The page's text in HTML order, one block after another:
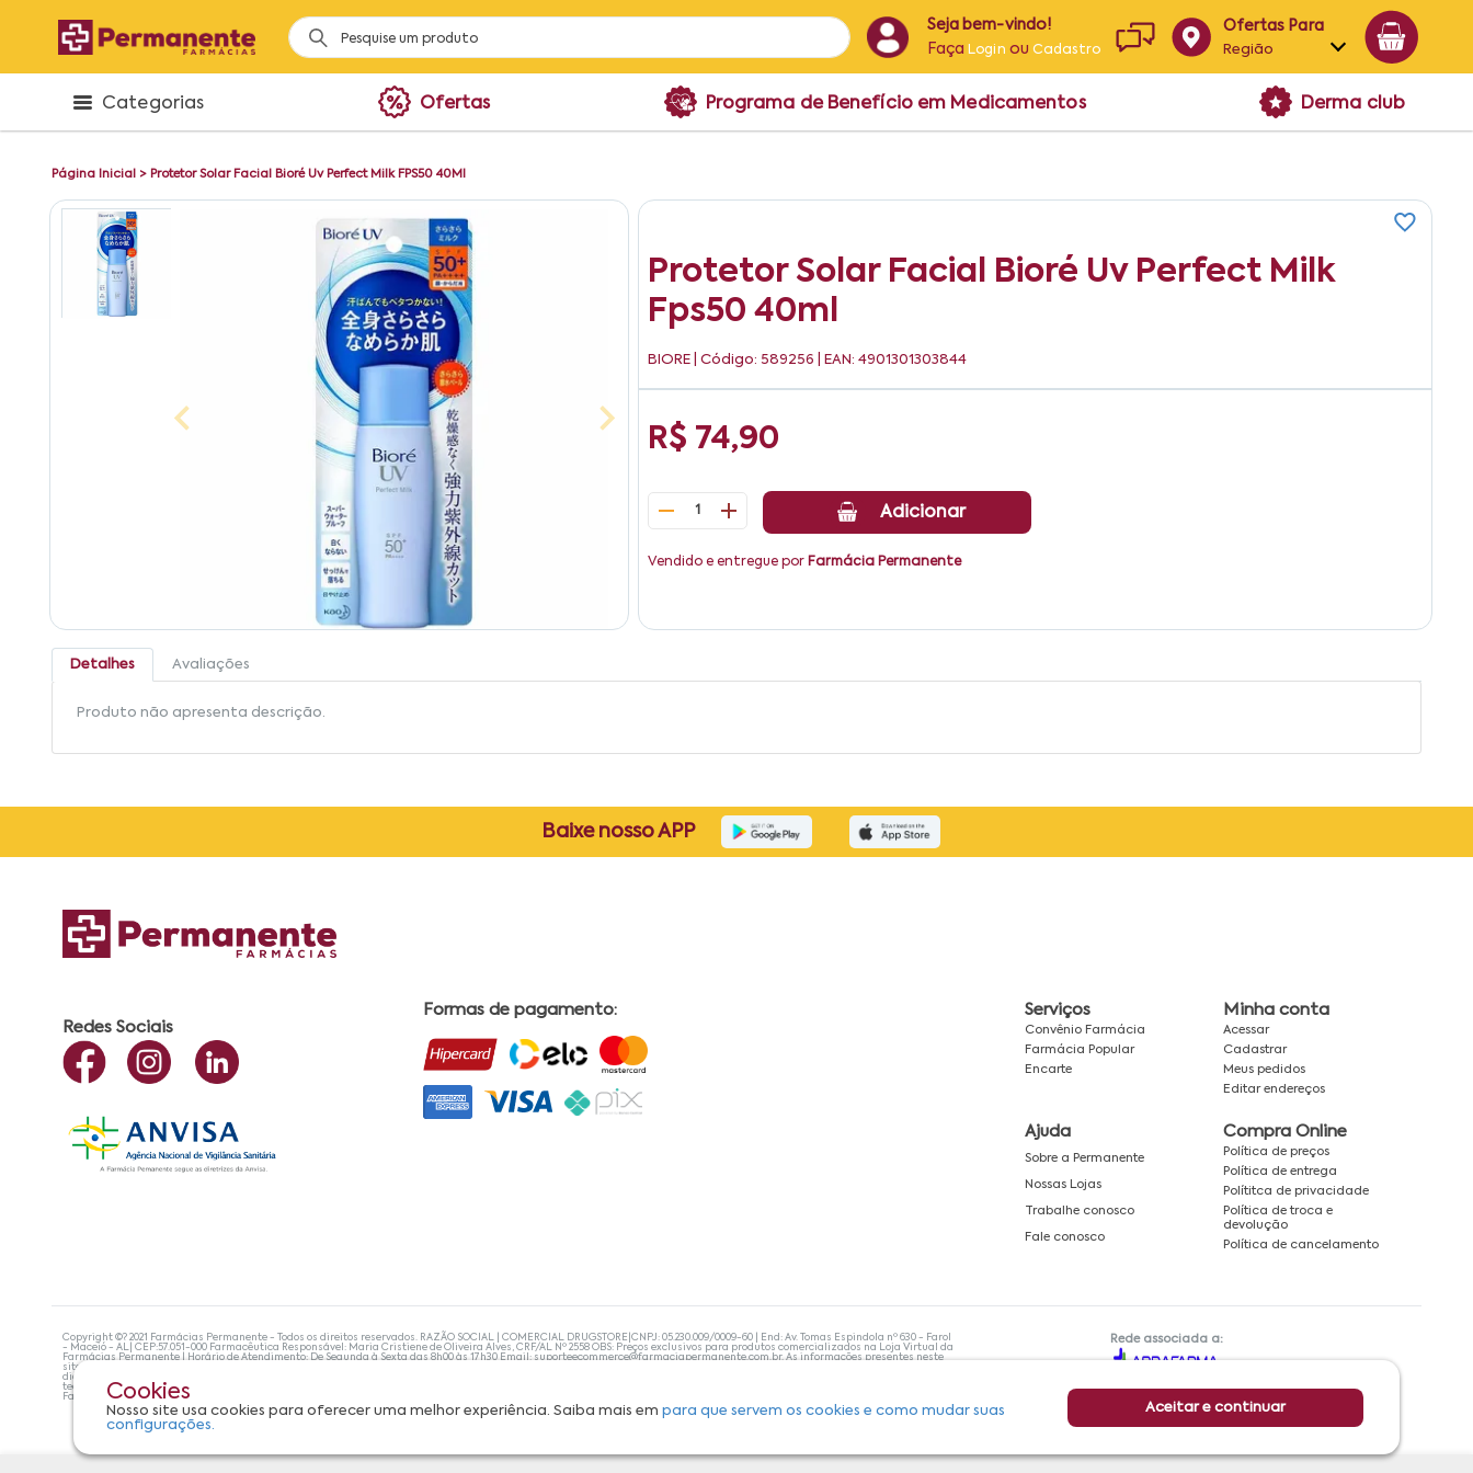
Seja bem-vindo!
Faça Login ouCadastro
Ofertas Para
Região
Alagoas
Categorias Ofertas Programa de Benefício em Medicamentos Derma club
Página Inicial > Protetor Solar Facial Bioré Uv Perfect Milk FPS50 40Ml
Protetor Solar Facial Bioré Uv Perfect Milk
Fps50 40ml
BIORE | Código: 589256 | EAN: 4901301303844
R$ 74,90
1 Adicionar
Vendido e entregue por Farmácia Permanente
Detalhes Avaliações
Produto não apresenta descrição.
Cookies
Nosso site usa cookies para oferecer uma melhor experiência. Saiba mais empara que servem os cookies e como mudar suas
configurações.
Aceitar e continuar
Baixe nosso APP
Redes Sociais
Formas de pagamento: Serviços
Convênio Farmácia
Farmácia Popular
Encarte
Minha conta
Acessar
Cadastrar
Meus pedidos
Editar endereços
Ajuda
Sobre a Permanente
Nossas Lojas
Trabalhe conosco
Fale conosco
Compra Online
Política de preços
Política de entrega
Polítitca de privacidade
Política de troca e
devolução
Política de cancelamento
Copyright ©? 2021 Farmácias Permanente - Todos os direitos reservados. RAZÃO SOCIAL | COMERCIAL DRUGSTORE|CNPJ: 05.230.009/0009-60 | End: Av. Tomas Espindola nº 630 - Farol
- Maceió - AL| CEP:57.051-000 Farmacêutica Responsável: Maria Cristiene de Oliveira Alves, CRF/AL Nº 2558 OBS: Preços exclusivos para produtos comercializados na Loja Virtual da
Farmácias Permanente | Horário de Atendimento: De Segunda à Sexta das 8h00 às 17h30 Email: suporteecommerce@farmaciapermanente.com.br. As informações presentes neste
site não devem ser utilizadas para automedicação e, de forma alguma, substituem as orientações de um profissional da área médica. Apenas o médico está capacitado para
diagnosticar problemas de saúde e prescrever o tratamento adequado. Se os sintomas persistirem, um médico deve ser consultado. A Farmácia Permanente trabalha com as
tecnologias mais avançadas de proteção de dados, para que você possa realizar suas compras com tranquilidade. A privacidade e a segurança dos clientes são compromissos da
Farmácias Permanente. Todos os pedidos efetuados estão sujeitos à confirmação da disponibilidade de produto em nosso estoque.
Rede associada a: